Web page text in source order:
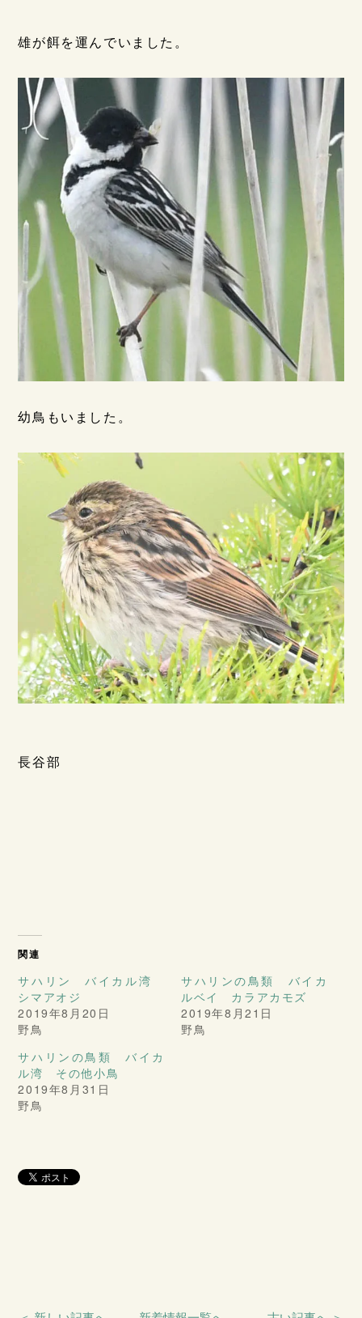
雄が餌を運んでいました。
幼鳥もいました。
長谷部
関連
サハリン バイカル湾
シマアオジ
2019年8月20日
野鳥
サハリンの鳥類 バイカ
ルベイ カラアカモズ
2019年8月21日
野鳥
サハリンの鳥類 バイカ
ル湾 その他小鳥
2019年8月31日
野鳥